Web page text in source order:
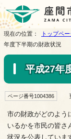
現在の位置： トップペー
年度下半期の財政状況
平成27年
ページ番号1004386
市の財政がどのよう
いるかを市民の皆さ
状況を公表していま